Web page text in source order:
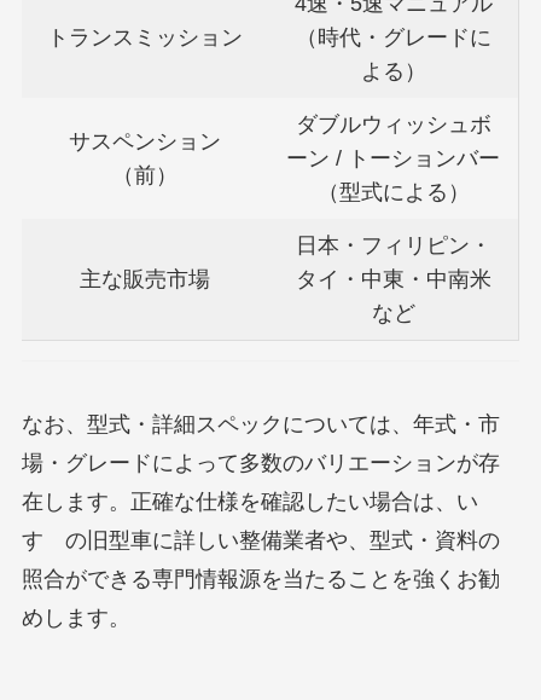
トランスミッション
（時代・グレードに
よる）
サスペンション
（前）
ダブルウィッシュボ
ーン / トーションバー
（型式による）
主な販売市場
日本・フィリピン・
タイ・中東・中南米
など
なお、型式・詳細スペックについては、年式・市
場・グレードによって多数のバリエーションが存
在します。正確な仕様を確認したい場合は、い
すゞの旧型車に詳しい整備業者や、型式・資料の
照合ができる専門情報源を当たることを強くお勧
めします。